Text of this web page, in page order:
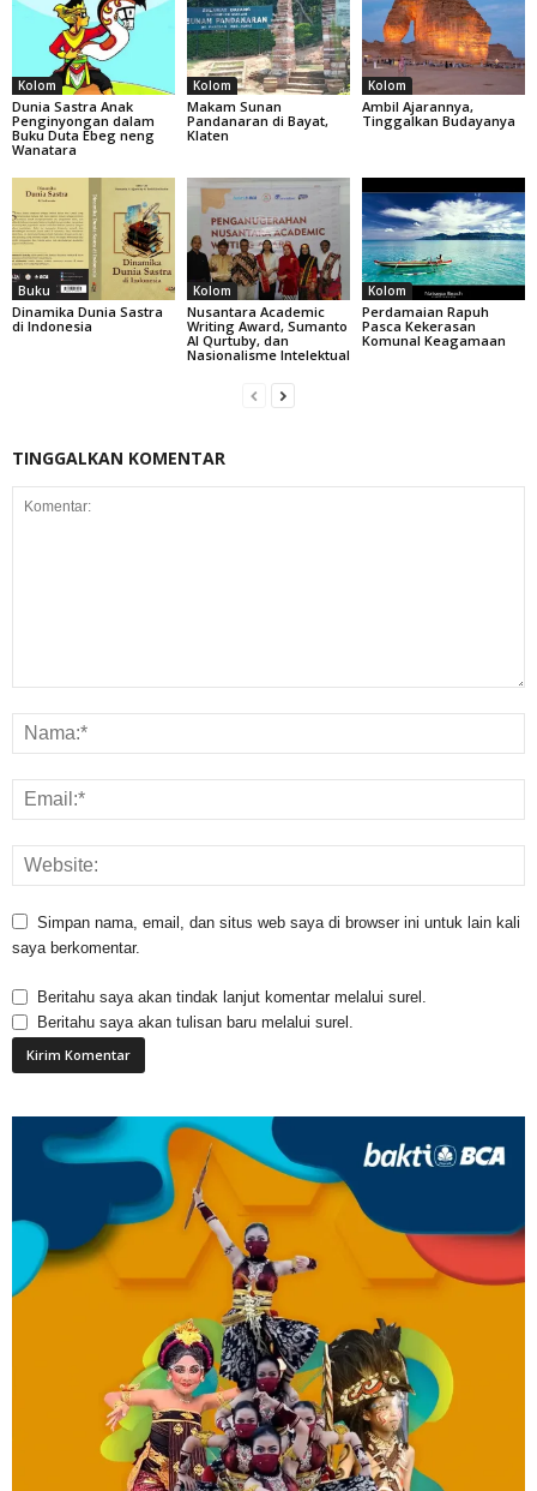
Kolom
Dunia Sastra Anak
Penginyongan dalam
Buku Duta Ebeg neng
Wanatara
Kolom
Makam Sunan
Pandanaran di Bayat,
Klaten
Kolom
Ambil Ajarannya,
Tinggalkan Budayanya
Buku
Dinamika Dunia Sastra
di Indonesia
Kolom
Nusantara Academic
Writing Award, Sumanto
Al Qurtuby, dan
Nasionalisme Intelektual
Kolom
Perdamaian Rapuh
Pasca Kekerasan
Komunal Keagamaan
TINGGALKAN KOMENTAR
Simpan nama, email, dan situs web saya di browser ini untuk lain kali
saya berkomentar.
Beritahu saya akan tindak lanjut komentar melalui surel.
Beritahu saya akan tulisan baru melalui surel.